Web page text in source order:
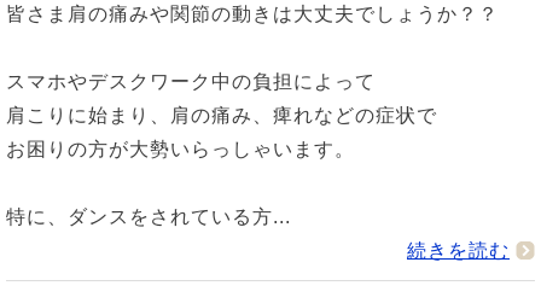
皆さま肩の痛みや関節の動きは大丈夫でしょうか？？
スマホやデスクワーク中の負担によって
肩こりに始まり、肩の痛み、痺れなどの症状で
お困りの方が大勢いらっしゃいます。
特に、ダンスをされている方...
続きを読む